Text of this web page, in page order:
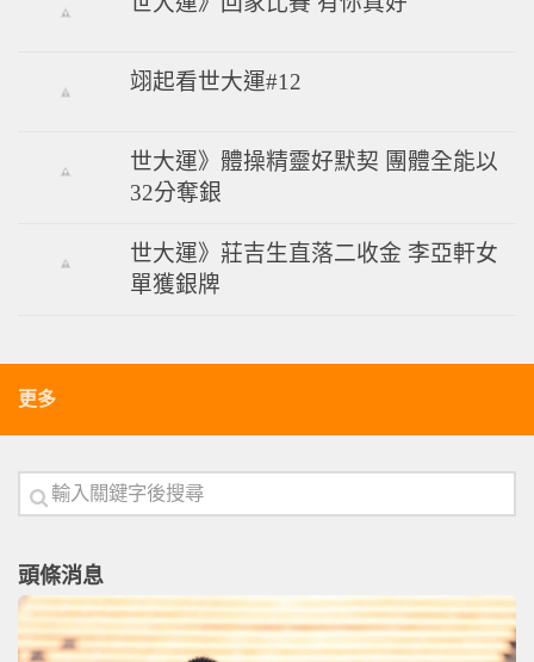
翊起看世大運#12
世大運》體操精靈好默契 團體全能以
32分奪銀
世大運》莊吉生直落二收金 李亞軒女
單獲銀牌
更多
頭條消息